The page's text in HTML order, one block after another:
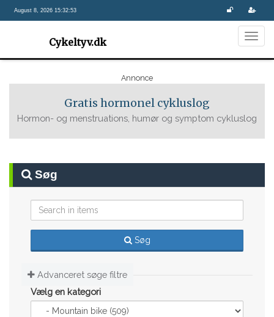
August 8, 2026 15:32:53
Cykeltyv.dk
Annonce
Gratis hormonel cykluslog
Hormon- og menstruations, humør og symptom cykluslog
Søg
Søg
Advanceret søge filtre
Vælg en kategori